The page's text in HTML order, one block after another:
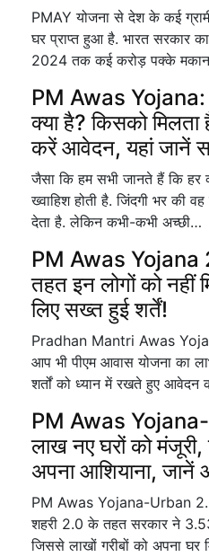
PMAY योजना से देश के कई
घर प्राप्त हुआ है. भारत सरकार
2024 तक कई करोड़ पक्के
PM Awas Yojana:
क्या है? किसको
करें आवेदन, यहां जानें
जैसा कि हम सभी जानते हैं कि हर
ख्वाहिश होती है. जिंदगी भर की
देता है. लेकिन कभी-कभी अच्छी…
PM Awas Yojana
तहत इन लोगों को
लिए सख्त हुई शर्तें!
Pradhan Mantri Awas
आप भी पीएम आवास योजना का
शर्तों को ध्यान में रखते हुए आवेदन
PM Awas
लाख नए घरों को मंजूरी,
अपना आशियाना,
PM Awas Yojana-Urban
शहरी 2.0 के तहत सरकार ने
जिससे लाखों गरीबों को अपना घर